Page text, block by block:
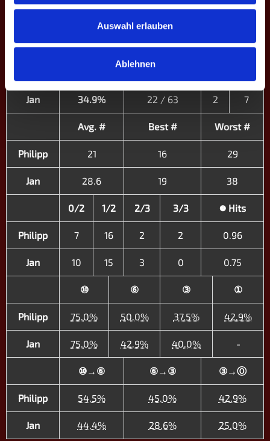
Auswahl erlauben
Ablehnen
% H / S Streaks
Jan 34.9% 22 / 63 2 7
Avg. # Best # Worst #
Philipp 21 16 29
Jan 28.6 19 38
0/2 1/2 2/3 3/3 ∅ Hits
Philipp 7 16 2 2 0.96
Jan 10 15 3 0 0.75
⑩ ⑥ ③ ①
Philipp 75.0% 50.0% 37.5% 42.9%
Jan 75.0% 42.9% 40.0% -
⑩→⑥ ⑥→③ ③→Ⓞ
Philipp 54.5% 45.0% 42.9%
Jan 44.4% 28.6% 25.0%